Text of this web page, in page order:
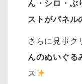
ん・シロ・ぶ
ストがパネル
さらに見事ク
んのぬいぐる
ス